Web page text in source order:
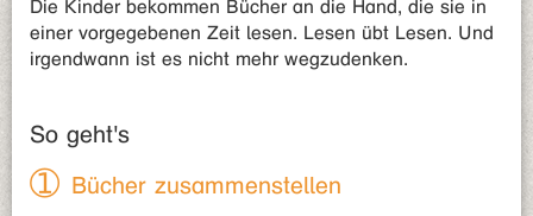
Die Kinder bekommen Bücher an die Hand, die sie in
einer vorgegebenen Zeit lesen. Lesen übt Lesen. Und
irgendwann ist es nicht mehr wegzudenken.
So geht's
Bücher zusammenstellen